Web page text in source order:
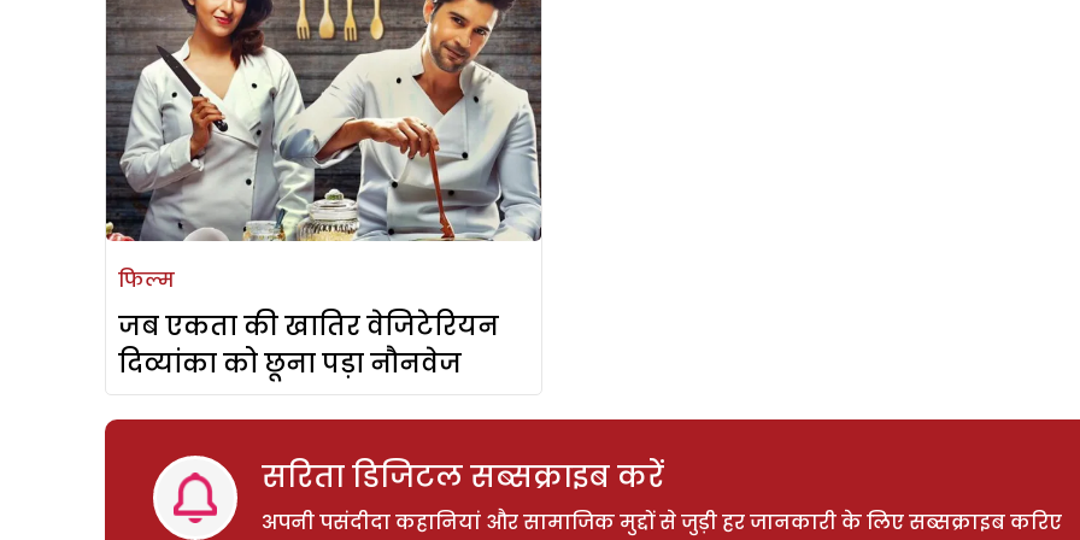
फिल्म
जब एकता की खातिर वेजिटेरियन
दिव्यांका को छूना पड़ा नौनवेज
सरिता डिजिटल सब्सक्राइब करें
अपनी पसंदीदा कहानियां और सामाजिक मुद्दों से जुड़ी हर जानकारी के लिए सब्सक्राइब करिए